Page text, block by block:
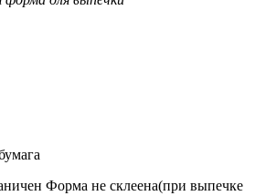
Форма не склеена(при выпечке